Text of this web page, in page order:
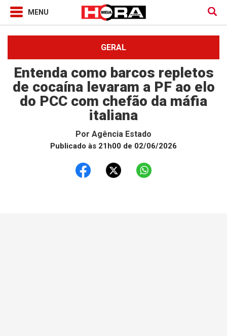
GERAL
Entenda como barcos repletos
de cocaína levaram a PF ao elo
do PCC com chefão da máfia
italiana
Por Agência Estado
Publicado às 21h00 de 02/06/2026